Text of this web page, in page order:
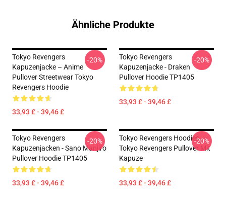
Ähnliche Produkte
Tokyo Revengers
Kapuzenjacke – Anime
Pullover Streetwear Tokyo
Revengers Hoodie
33,93 £ - 39,46 £
-20%
Tokyo Revengers
Kapuzenjacke - Draken
Pullover Hoodie TP1405
33,93 £ - 39,46 £
-20%
Tokyo Revengers
Kapuzenjacken - Sano Manjiro
Pullover Hoodie TP1405
33,93 £ - 39,46 £
-20%
Tokyo Revengers Hoodies -
Tokyo Revengers Pullover Mit
Kapuze
33,93 £ - 39,46 £
-20%